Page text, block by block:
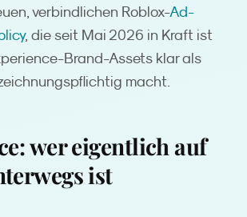
verbindlichen Roblox-Ad-
, die seit Mai 2026 in Kraft ist
Brand-Assets klar als
macht.
wer eigentlich auf
ist